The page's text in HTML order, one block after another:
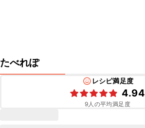
たべれぽ
レシピ満足度
4.94
9人の平均満足度